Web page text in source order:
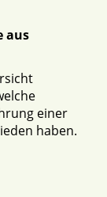
aus
einer
haben.